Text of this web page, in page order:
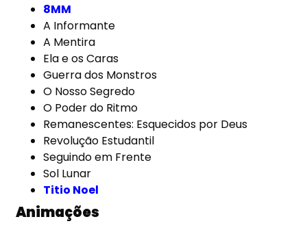
8MM
A Informante
A Mentira
Ela e os Caras
Guerra dos Monstros
O Nosso Segredo
O Poder do Ritmo
Remanescentes: Esquecidos por Deus
Revolução Estudantil
Seguindo em Frente
Sol Lunar
Titio Noel
Animações